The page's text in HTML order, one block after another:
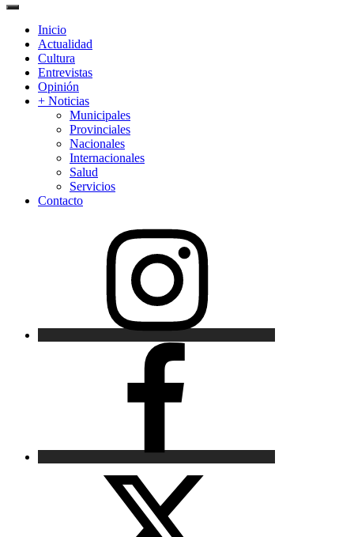
Primary
Inicio
Actualidad
Cultura
Entrevistas
Opinión
+ Noticias
Municipales
Provinciales
Nacionales
Internacionales
Salud
Servicios
Contacto